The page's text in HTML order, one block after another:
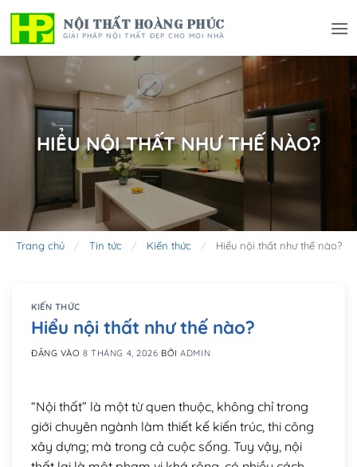
Bỏ
qua
nội
dung
NỘI THẤT HOÀNG PHÚC
GIẢI PHÁP NỘI THẤT ĐẸP CHO MỌI NHÀ
HIỂU NỘI THẤT NHƯ THẾ NÀO?
Trang chủ / Tin tức / Kiến thức / Hiểu nội thất như thế nào?
KIẾN THỨC
Hiểu nội thất như thế nào?
ĐĂNG VÀO8 THÁNG 4, 2026 BỞIADMIN
“Nội thất” là một từ quen thuộc, không chỉ trong
giới chuyên ngành làm thiết kế kiến trúc, thi công
xây dựng; mà trong cả cuộc sống. Tuy vậy, nội